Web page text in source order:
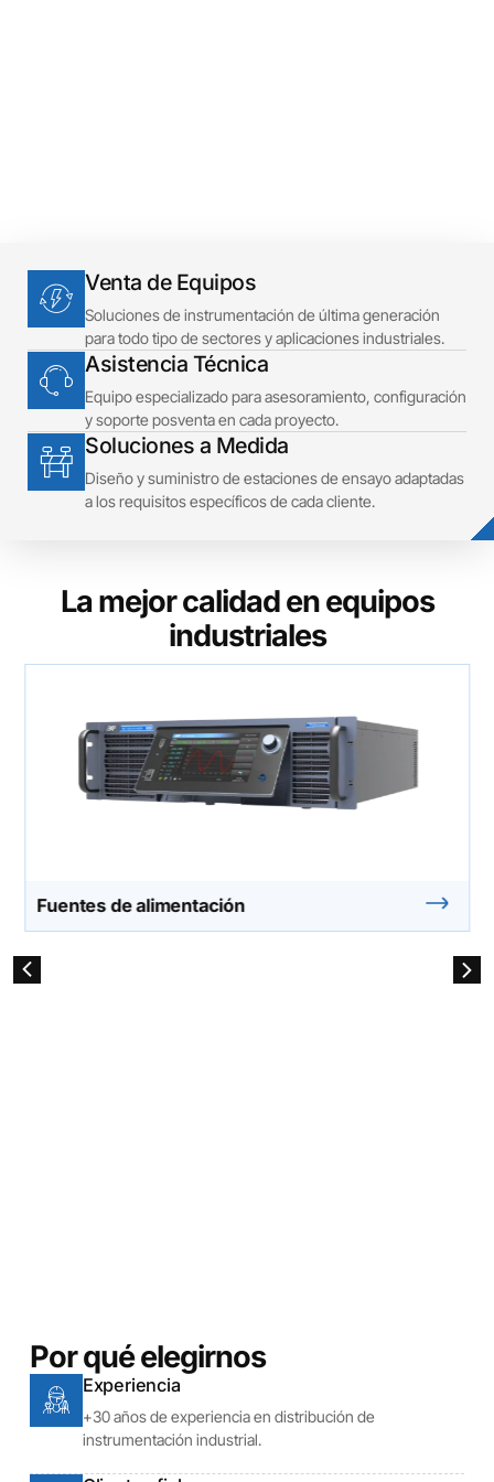
Venta de Equipos
Soluciones de instrumentación de última generación
para todo tipo de sectores y aplicaciones industriales.
Asistencia Técnica
Equipo especializado para asesoramiento, configuración
y soporte posventa en cada proyecto.
Soluciones a Medida
Diseño y suministro de estaciones de ensayo adaptadas
a los requisitos específicos de cada cliente.
La mejor calidad en equipos
industriales
Fuentes de alimentación
Por qué elegirnos
Experiencia
+30 años de experiencia en distribución de
instrumentación industrial.